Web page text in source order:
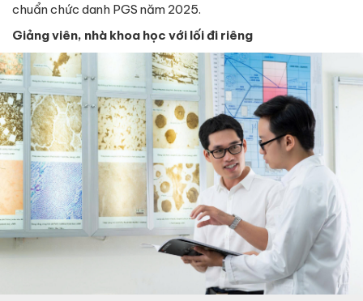
chuẩn chức danh PGS năm 2025.
Giảng viên, nhà khoa học với lối đi riêng